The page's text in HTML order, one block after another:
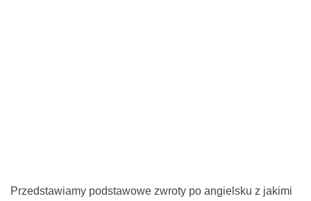
Przedstawiamy podstawowe zwroty po angielsku z jakimi